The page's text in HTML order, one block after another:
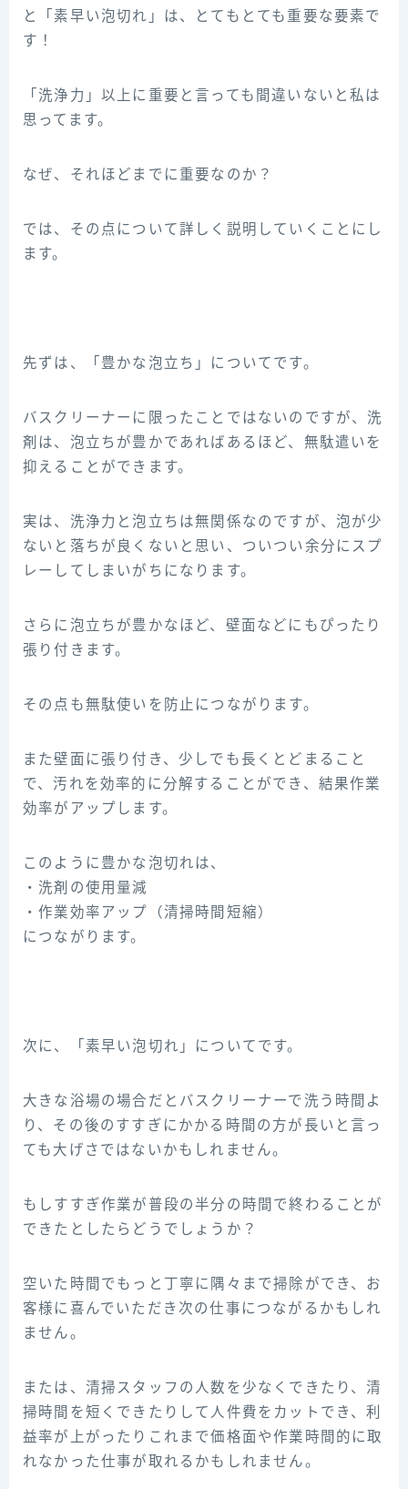
と「素早い泡切れ」は、とてもとても重要な要素で
す！
「洗浄力」以上に重要と言っても間違いないと私は
思ってます。
なぜ、それほどまでに重要なのか？
では、その点について詳しく説明していくことにし
ます。
先ずは、「豊かな泡立ち」についてです。
バスクリーナーに限ったことではないのですが、洗
剤は、泡立ちが豊かであればあるほど、無駄遣いを
抑えることができます。
実は、洗浄力と泡立ちは無関係なのですが、泡が少
ないと落ちが良くないと思い、ついつい余分にスプ
レーしてしまいがちになります。
さらに泡立ちが豊かなほど、壁面などにもぴったり
張り付きます。
その点も無駄使いを防止につながります。
また壁面に張り付き、少しでも長くとどまること
で、汚れを効率的に分解することができ、結果作業
効率がアップします。
このように豊かな泡切れは、
・洗剤の使用量減
・作業効率アップ（清掃時間短縮）
につながります。
次に、「素早い泡切れ」についてです。
大きな浴場の場合だとバスクリーナーで洗う時間よ
り、その後のすすぎにかかる時間の方が長いと言っ
ても大げさではないかもしれません。
もしすすぎ作業が普段の半分の時間で終わることが
できたとしたらどうでしょうか？
空いた時間でもっと丁寧に隅々まで掃除ができ、お
客様に喜んでいただき次の仕事につながるかもしれ
ません。
または、清掃スタッフの人数を少なくできたり、清
掃時間を短くできたりして人件費をカットでき、利
益率が上がったりこれまで価格面や作業時間的に取
れなかった仕事が取れるかもしれません。